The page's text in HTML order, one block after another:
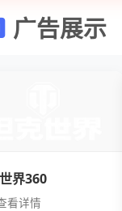
广告展示
界360
看详情